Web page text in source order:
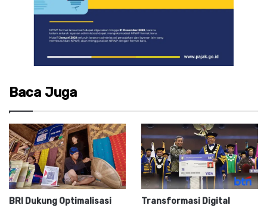
Baca Juga
BRI Dukung Optimalisasi
Transformasi Digital